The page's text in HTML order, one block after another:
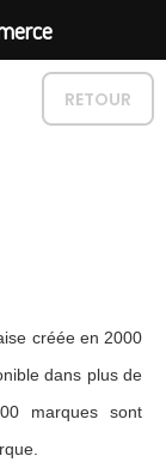
RETOUR
créée en 2000
dans plus de
marques sont